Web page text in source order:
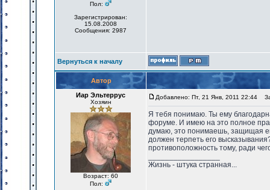
Пол:
Зарегистрирован:
15.08.2008
Сообщения: 2987
Вернуться к началу
Автор
Иар Эльтеррус
Хозяин
Возраст: 60
Пол:
Добавлено: Пт, 21 Янв, 2011 22:44
Я тебя понимаю. Ты ему
форуме. И имею на это полное
думаю, это понимаешь, защищая
должен терпеть его
противоположность тому, ради
Жизнь - штука странная...